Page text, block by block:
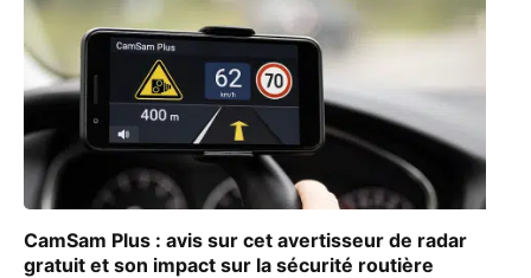
CamSam Plus : avis sur cet avertisseur de radar
gratuit et son impact sur la sécurité routière